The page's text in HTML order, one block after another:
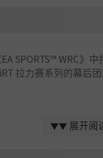
SPORTS™ WRC》
拉力赛系列的幕后团
▼▼ 展开阅